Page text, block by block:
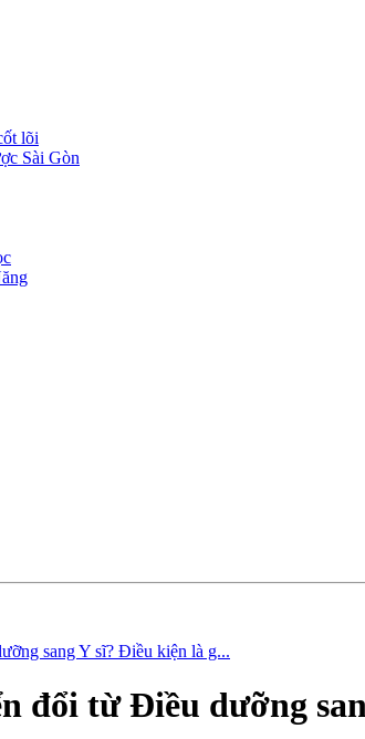
lõi
Sài Gòn
sang Y sĩ? Điều kiện là g...
đổi từ Điều dưỡng